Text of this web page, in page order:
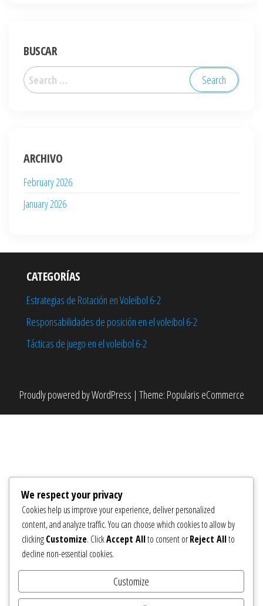
BUSCAR
Search
for:
ARCHIVO
February 2026
January 2026
CATEGORÍAS
Estrategias de Rotación en Voleibol 6-2
Responsabilidades de posición en el voleibol 6-2
Tácticas de juego en el voleibol 6-2
Proudly powered byWordPress | Theme: Popularis eCommerce
We respect your privacy
Cookies help us improve your experience, deliver personalized
content, and analyze traffic. You can choose which cookies to allow by
clickingCustomize. ClickAccept Allto consent orReject Allto
decline non-essential cookies.
Customize